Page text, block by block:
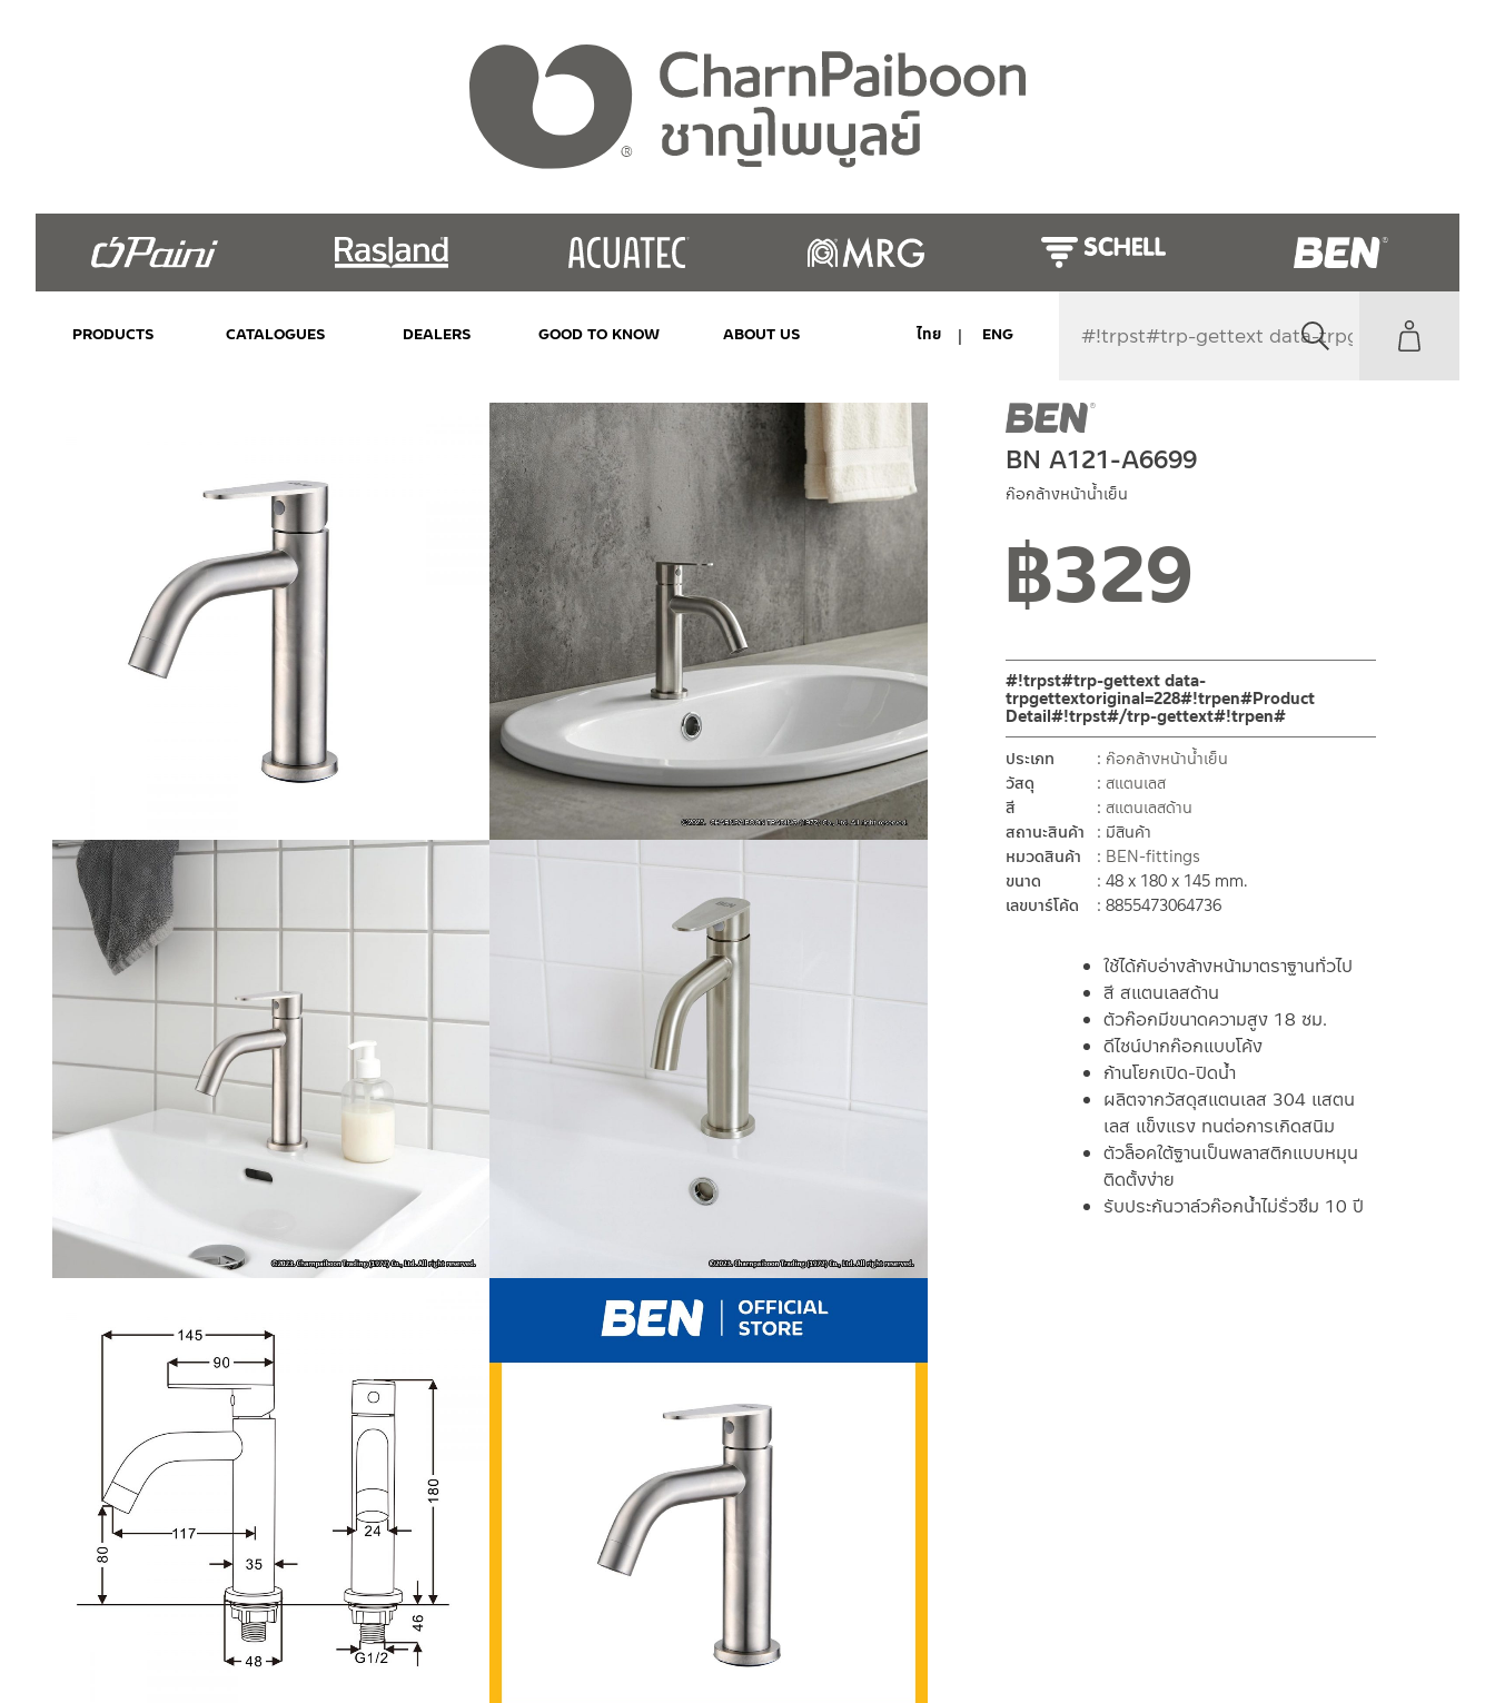
PRODUCTS CATALOGUES DEALERS GOOD TO KNOW ABOUT US ไทย ENG
BN A121-A6699
ก๊อกล้างหน้าน้ำเย็น
฿329
ใช้ได้กับอ่างล้างหน้ามาตราฐานทั่วไป
สี สแตนเลสด้าน
ตัวก๊อกมีขนาดความสูง 18 ซม.
ดีไซน์ปากก๊อกแบบโค้ง
ก้านโยกเปิด-ปิดน้ำ
ผลิตจากวัสดุสแตนเลส 304 แสตน
เลส แข็งแรง ทนต่อการเกิดสนิม
ตัวล็อคใต้ฐานเป็นพลาสติกแบบหมุน
ติดตั้งง่าย
รับประกันวาล์วก๊อกน้ำไม่รั่วซึม 10 ปี
#!trpst#trp-gettext data-
trpgettextoriginal=228#!trpen#Product
Detail#!trpst#/trp-gettext#!trpen#
ประเภท
ก๊อกล้างหน้าน้ำเย็น
วัสดุ
สแตนเลส
สี
สแตนเลสด้าน
สถานะสินค้า
มีสินค้า
หมวดสินค้า
BEN-fittings
ขนาด
48 x 180 x 145 mm.
เลขบาร์โค้ด
8855473064736